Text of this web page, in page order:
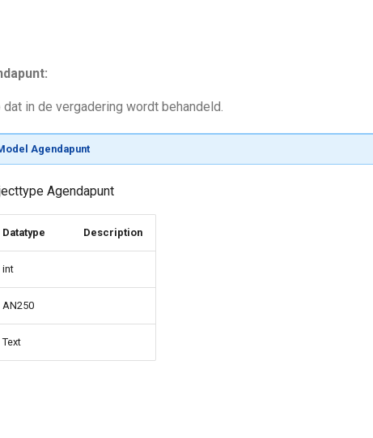
dat in de vergadering wordt behandeld.
Agendapunt
Agendapunt
Datatype Description
int
AN250
Text